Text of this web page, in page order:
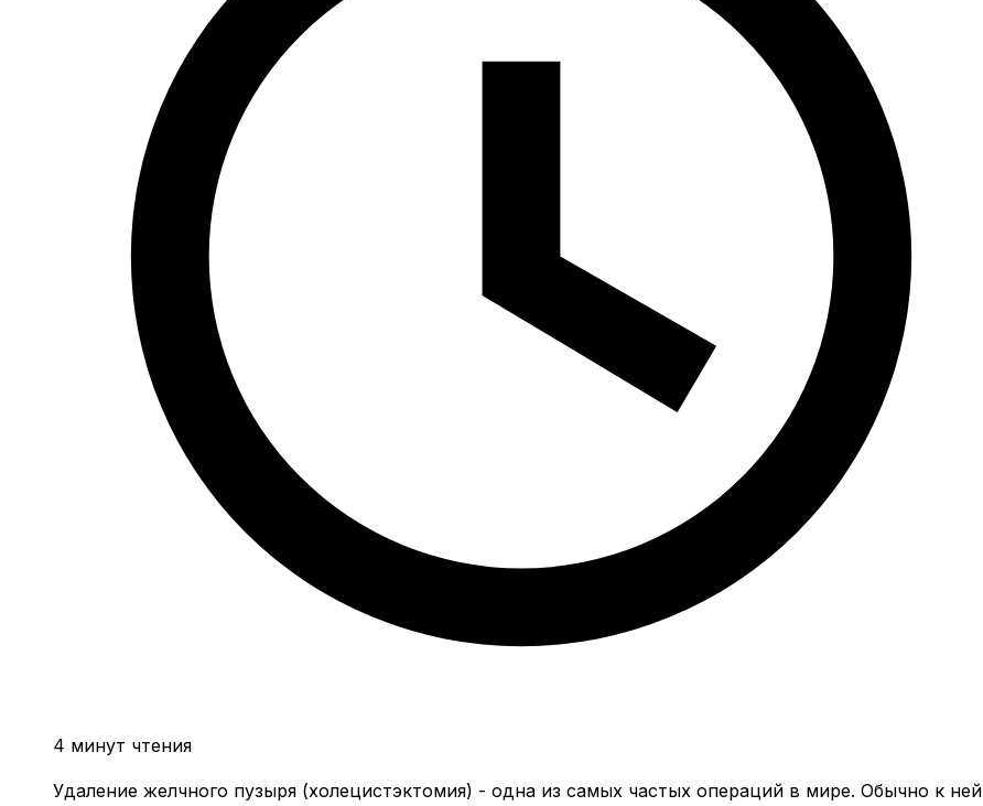
4 минут чтения
Удаление желчного пузыря (холецистэктомия) - одна из самых частых операций в мире. Обычно к ней